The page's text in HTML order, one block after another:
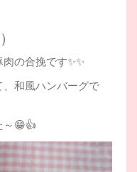
の合挽です✨✨
和風ハンバーグで
～😁👍